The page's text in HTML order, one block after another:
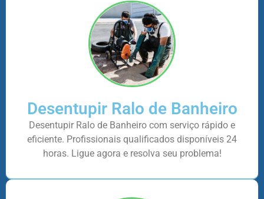
Desentupir Ralo de Banheiro
Desentupir Ralo de Banheiro com serviço rápido e
eficiente. Profissionais qualificados disponíveis 24
horas. Ligue agora e resolva seu problema!